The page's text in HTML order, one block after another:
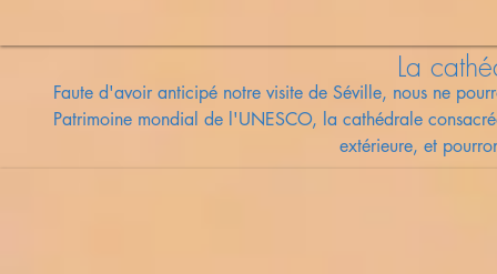
La
Faute d'avoir anticipé notre visite de Séville, nous ne
Patrimoine mondial de l'UNESCO, la cathédrale
extérieure, et